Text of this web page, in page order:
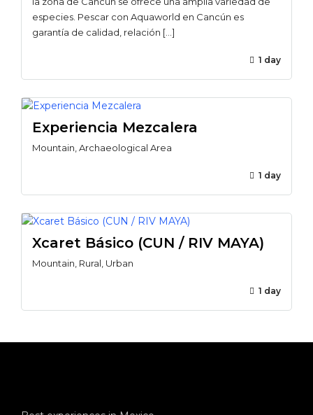
especies. Pescar con Aquaworld en Cancún es
garantía de calidad, relación […]
1 day
Experiencia Mezcalera
Mountain, Archaeological Area
1 day
Xcaret Básico (CUN / RIV MAYA)
Mountain, Rural, Urban
1 day